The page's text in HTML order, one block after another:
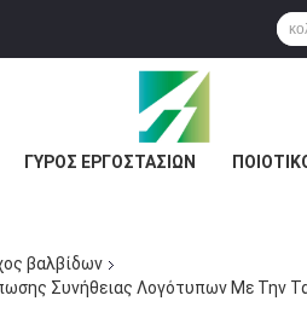
ΓΎΡΟΣ ΕΡΓΟΣΤΑΣΊΩΝ
βαλβίδων
Συνήθειας Λογότυπων Με Την